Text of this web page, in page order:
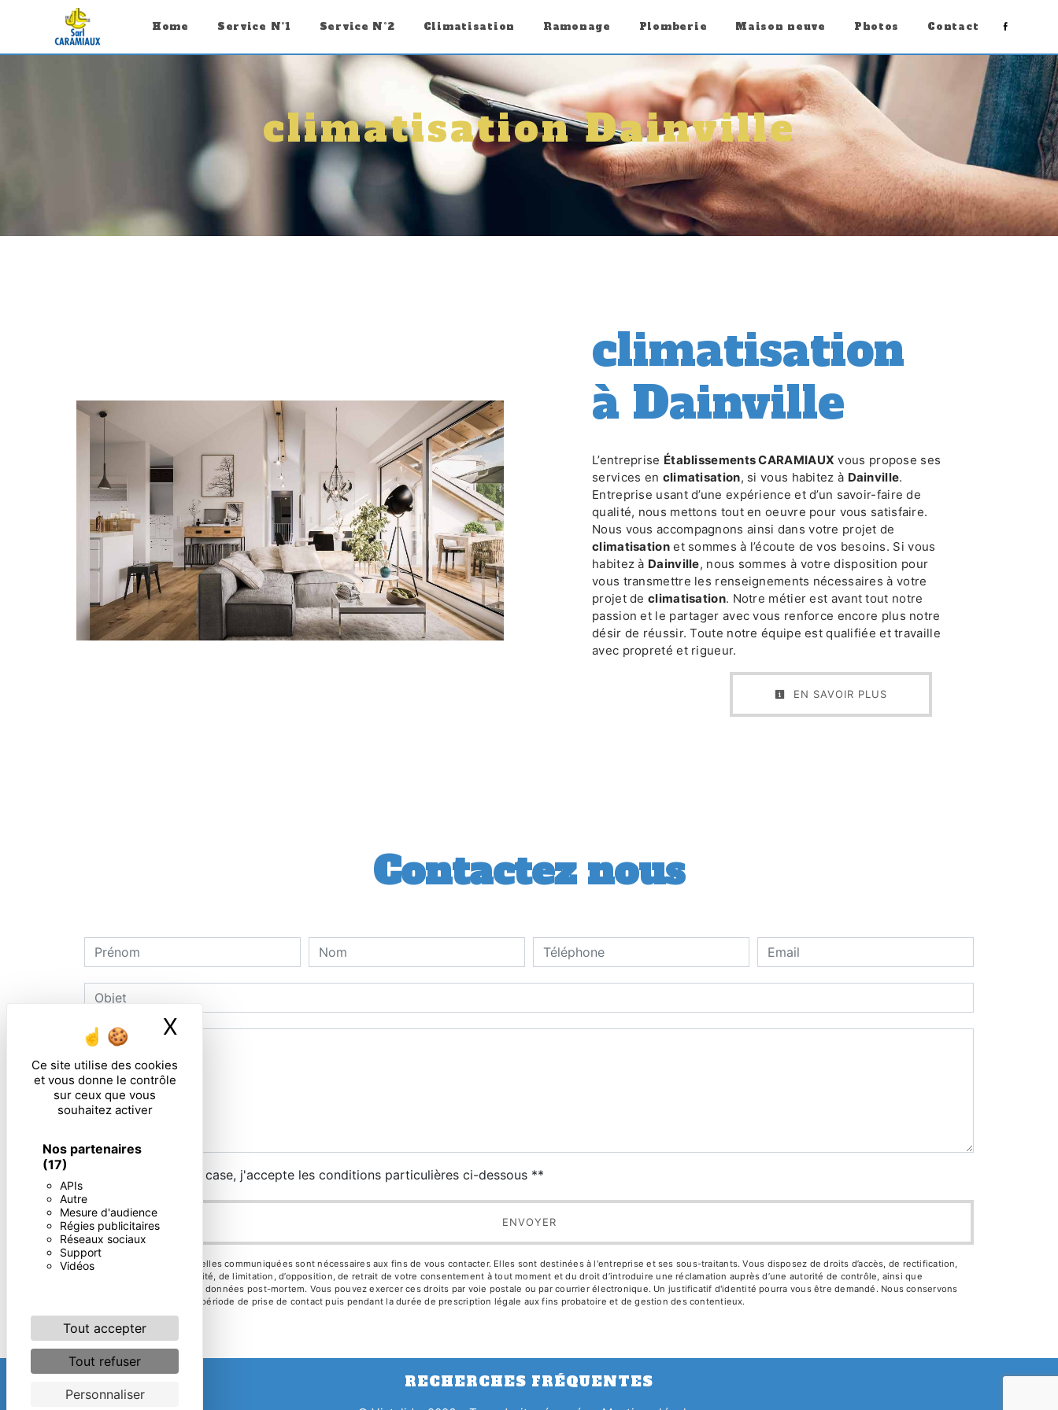
Panneau de gestion des cookies
Ce site utilise des cookies
et vous donne le contrôle
sur ceux que vous
souhaitez activer
Nos partenaires
(17)
APIs
Autre
Mesure d'audience
Régies publicitaires
Réseaux sociaux
Support
Vidéos
Tout accepter
Tout refuser
Personnaliser
X Masquer le bandeau des cookies
Home Service N°1 Service N°2 Climatisation Ramonage Plomberie Maison neuve Photos Contact
climatisation Dainville
climatisation
à Dainville
L’entreprise Établissements CARAMIAUX vous propose ses
services en climatisation, si vous habitez à Dainville.
Entreprise usant d’une expérience et d’un savoir-faire de
qualité, nous mettons tout en oeuvre pour vous satisfaire.
Nous vous accompagnons ainsi dans votre projet de
climatisationet sommes à l’écoute de vos besoins. Si vous
habitez à Dainville, nous sommes à votre disposition pour
vous transmettre les renseignements nécessaires à votre
projet de climatisation. Notre métier est avant tout notre
passion et le partager avec vous renforce encore plus notre
désir de réussir. Toute notre équipe est qualifiée et travaille
avec propreté et rigueur.
EN SAVOIR PLUS
Contactez nous
En cochant cette case, j'accepte les conditions particulières ci-dessous **
ENVOYER
** Les données personnelles communiquées sont nécessaires aux fins de vous contacter. Elles sont destinées à l'entreprise et ses sous-traitants. Vous disposez de droits d’accès, de rectification,
d’effacement, de portabilité, de limitation, d’opposition, de retrait de votre consentement à tout moment et du droit d’introduire une réclamation auprès d’une autorité de contrôle, ainsi que
d’organiser le sort de vos données post-mortem. Vous pouvez exercer ces droits par voie postale ou par courrier électronique. Un justificatif d'identité pourra vous être demandé. Nous conservons
vos données pendant la période de prise de contact puis pendant la durée de prescription légale aux fins probatoire et de gestion des contentieux.
RECHERCHES FRÉQUENTES